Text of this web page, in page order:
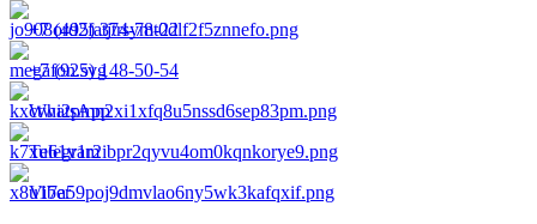
+7 (495) 374-78-22
+7 (925) 148-50-54
WhatsApp
Telegram
Viber